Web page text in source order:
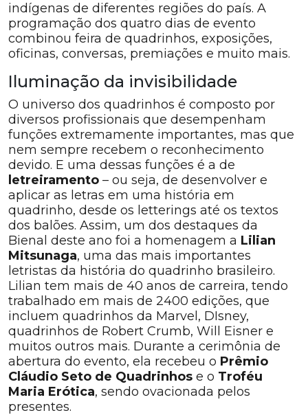
indígenas de diferentes regiões do país. A
programação dos quatro dias de evento
combinou feira de quadrinhos, exposições,
oficinas, conversas, premiações e muito mais.
Iluminação da invisibilidade
O universo dos quadrinhos é composto por
diversos profissionais que desempenham
funções extremamente importantes, mas que
nem sempre recebem o reconhecimento
devido. E uma dessas funções é a de
letreiramento – ou seja, de desenvolver e
aplicar as letras em uma história em
quadrinho, desde os letterings até os textos
dos balões. Assim, um dos destaques da
Bienal deste ano foi a homenagem a Lilian
Mitsunaga, uma das mais importantes
letristas da história do quadrinho brasileiro.
Lilian tem mais de 40 anos de carreira, tendo
trabalhado em mais de 2400 edições, que
incluem quadrinhos da Marvel, DIsney,
quadrinhos de Robert Crumb, Will Eisner e
muitos outros mais. Durante a cerimônia de
abertura do evento, ela recebeu o Prêmio
Cláudio Seto de Quadrinhos e o Troféu
Maria Erótica, sendo ovacionada pelos
presentes.